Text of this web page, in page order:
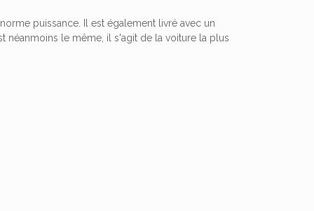
puissance. Il est également livré avec un
néanmoins le même, il s'agit de la voiture la plus